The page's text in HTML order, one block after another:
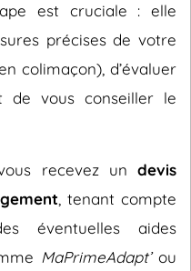
est cruciale : elle
précises de votre
colimaçon), d’évaluer
de vous conseiller le
recevez un devis
, tenant compte
éventuelles aides
MaPrimeAdapt’ou